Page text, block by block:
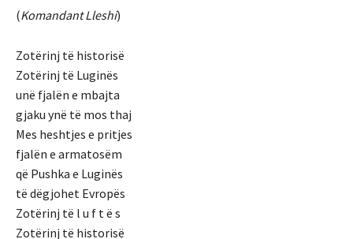
(Komandant Lleshi)
Zotërinj të historisë
Zotërinj të Luginës
unë fjalën e mbajta
gjaku ynë të mos thaj
Mes heshtjes e pritjes
fjalën e armatosëm
që Pushka e Luginës
të dëgjohet Evropës
Zotërinj të l u f t ë s
Zotërinj të historisë